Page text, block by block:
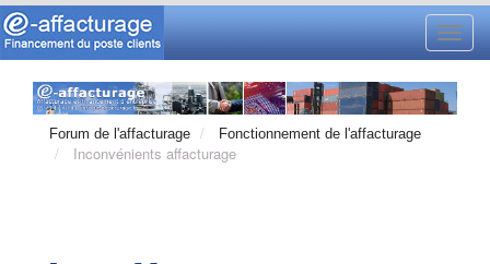
Forum de l'affacturage Fonctionnement de l'affacturage
Inconvénients affacturage